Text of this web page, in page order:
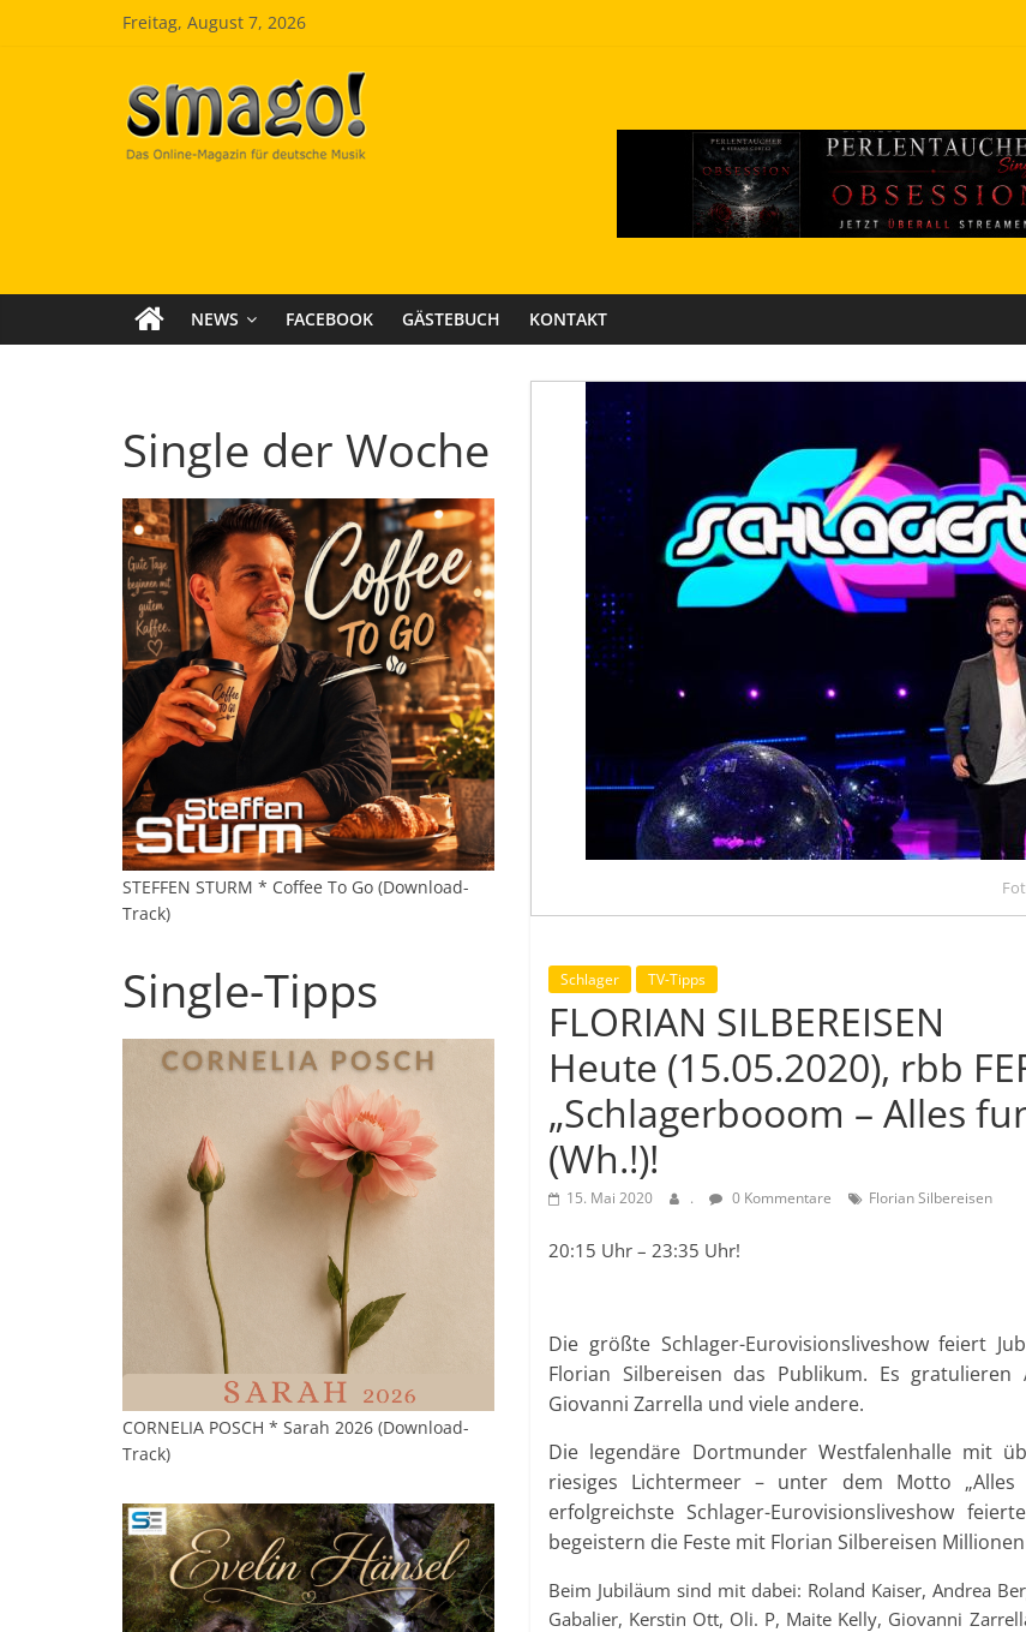
Freitag, August 7, 2026
Smago
SchlagerMAGazinOnline
NEWS FACEBOOK GÄSTEBUCH KONTAKT
Schlager TV-Tipps
FLORIAN SILBEREISEN
Heute (15.05.2020), rbb
„Schlagerbooom – Alles
(Wh.!)!
15. Mai 2020 . 0 Kommentare Florian Silbereisen
20:15 Uhr – 23:35 Uhr!
Die größte Schlager-Eurovisionsliveshow feiert
Florian Silbereisen das Publikum. Es
Giovanni Zarrella und viele andere.
Die legendäre Dortmunder Westfalenhalle mit
riesiges Lichtermeer – unter dem Motto
erfolgreichste Schlager-Eurovisionsliveshow
begeistern die Feste mit Florian Silbereisen
Beim Jubiläum sind mit dabei: Roland Kaiser, Andrea
Gabalier, Kerstin Ott, Oli. P, Maite Kelly, Giovanni
Single der Woche
STEFFEN STURM * Coffee To Go (Download-
Track)
Single-Tipps
CORNELIA POSCH * Sarah 2026 (Download-
Track)